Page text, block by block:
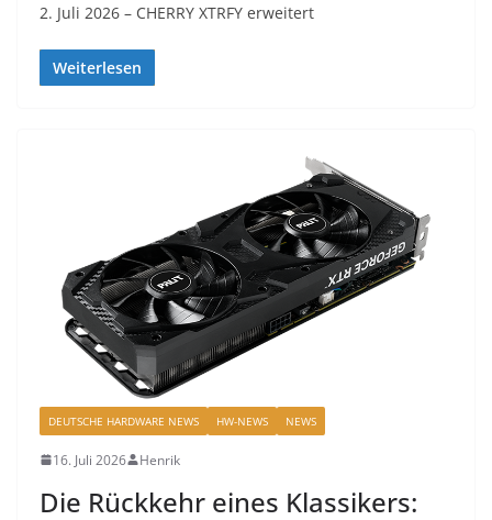
2. Juli 2026 – CHERRY XTRFY erweitert
Weiterlesen
DEUTSCHE HARDWARE NEWS HW-NEWS NEWS
16. Juli 2026 Henrik
Die Rückkehr eines Klassikers: